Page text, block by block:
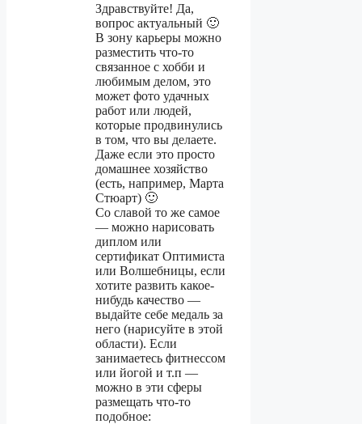
Здравствуйте! Да,
вопрос актуальный 🙂
В зону карьеры можно
разместить что-то
связанное с хобби и
любимым делом, это
может фото удачных
работ или людей,
которые продвинулись
в том, что вы делаете.
Даже если это просто
домашнее хозяйство
(есть, например, Марта
Стюарт) 🙂
Со славой то же самое
— можно нарисовать
диплом или
сертификат Оптимиста
или Волшебницы, если
хотите развить какое-
нибудь качество —
выдайте себе медаль за
него (нарисуйте в этой
области). Если
занимаетесь фитнессом
или йогой и т.п —
можно в эти сферы
размещать что-то
подобное: